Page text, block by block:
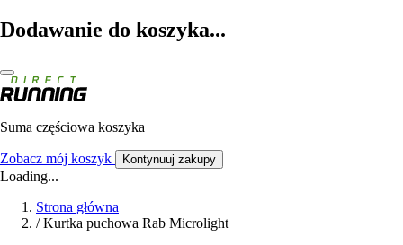
Dodawanie do koszyka...
Suma częściowa koszyka
Zobacz mój koszyk Kontynuuj zakupy
Loading...
Strona główna
/ Kurtka puchowa Rab Microlight